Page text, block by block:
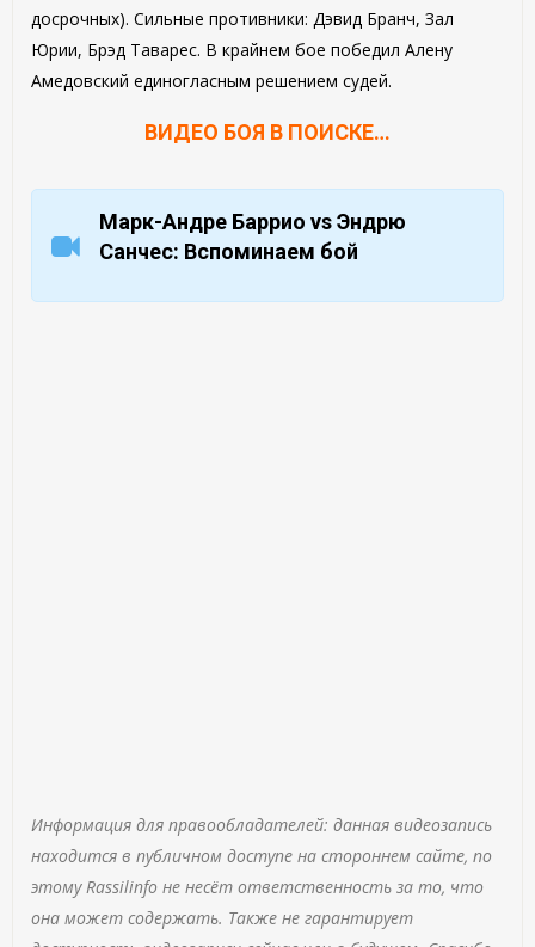
досрочных). Сильные противники: Дэвид Бранч, Зал
Юрии, Брэд Таварес. В крайнем бое победил Алену
Амедовский единогласным решением судей.
ВИДЕО БОЯ В ПОИСКЕ…
Марк-Андре Баррио vs Эндрю
Санчес: Вспоминаем бой
Информация для правообладателей: данная видеозапись
находится в публичном доступе на стороннем сайте, по
этому Rassilinfo не несёт ответственность за то, что
она может содержать. Также не гарантирует